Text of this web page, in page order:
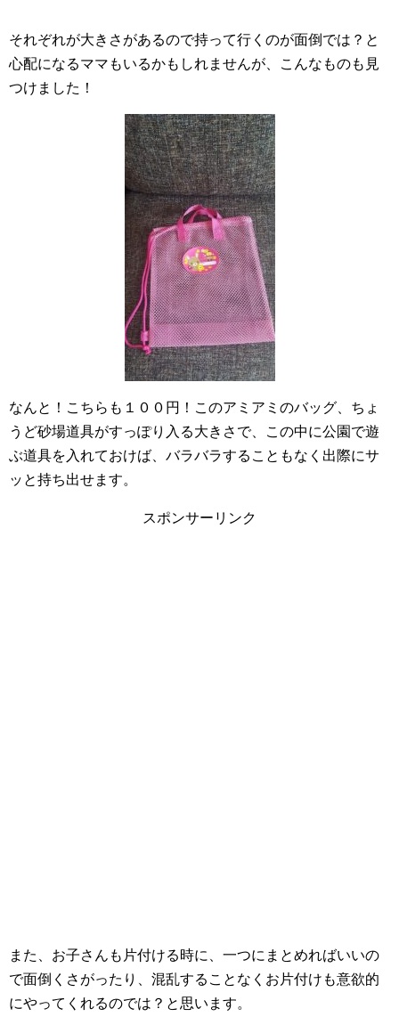
それぞれが大きさがあるので持って行くのが面倒では？と
心配になるママもいるかもしれませんが、こんなものも見
つけました！
なんと！こちらも１００円！このアミアミのバッグ、ちょ
うど砂場道具がすっぽり入る大きさで、この中に公園で遊
ぶ道具を入れておけば、バラバラすることもなく出際にサ
ッと持ち出せます。
スポンサーリンク
また、お子さんも片付ける時に、一つにまとめればいいの
で面倒くさがったり、混乱することなくお片付けも意欲的
にやってくれるのでは？と思います。